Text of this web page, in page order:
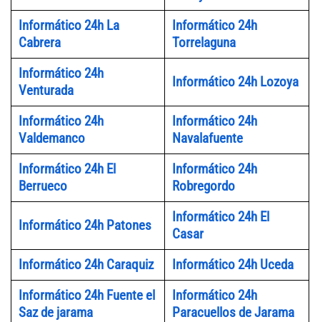
Informático 24h La
Cabrera
Informático 24h
Torrelaguna
Informático 24h
Venturada
Informático 24h Lozoya
Informático 24h
Valdemanco
Informático 24h
Navalafuente
Informático 24h El
Berrueco
Informático 24h
Robregordo
Informático 24h Patones
Informático 24h El
Casar
Informático 24h Caraquiz
Informático 24h Uceda
Informático 24h Fuente el
Saz de jarama
Informático 24h
Paracuellos de Jarama